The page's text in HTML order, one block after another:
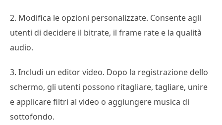
2. Modifica le opzioni personalizzate. Consente agli
utenti di decidere il bitrate, il frame rate e la qualità
audio.
3. Includi un editor video. Dopo la registrazione dello
schermo, gli utenti possono ritagliare, tagliare, unire
e applicare filtri al video o aggiungere musica di
sottofondo.